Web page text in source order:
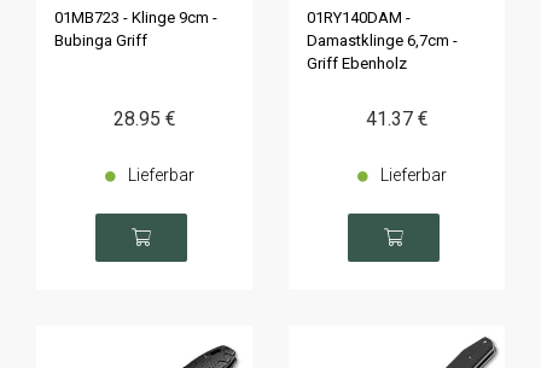
01MB723 - Klinge 9cm -
Bubinga Griff
28.95 €
Lieferbar
01RY140DAM -
Damastklinge 6,7cm -
Griff Ebenholz
41.37 €
Lieferbar